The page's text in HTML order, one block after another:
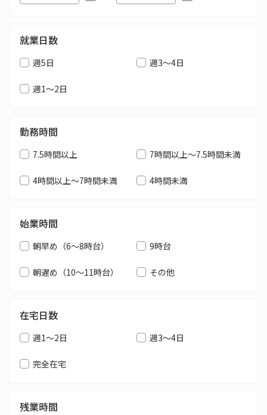
就業日数
週5日 週3～4日
週1～2日
勤務時間
7.5時間以上 7時間以上～7.5時間未満
4時間以上～7時間未満 4時間未満
始業時間
朝早め（6～8時台） 9時台
朝遅め（10～11時台） その他
在宅日数
週1～2日 週3～4日
完全在宅
残業時間